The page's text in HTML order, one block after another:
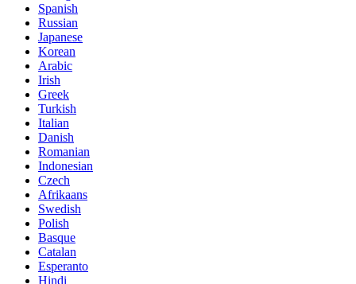
Spanish
Russian
Japanese
Korean
Arabic
Irish
Greek
Turkish
Italian
Danish
Romanian
Indonesian
Czech
Afrikaans
Swedish
Polish
Basque
Catalan
Esperanto
Hindi